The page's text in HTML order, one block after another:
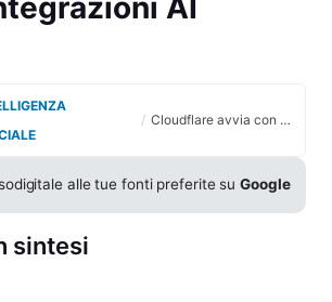
/ Cloudflare avvia con OpenAI un progetto di ricerca sulle integrazioni AI
alle tue fonti preferite suGoogle
sintesi